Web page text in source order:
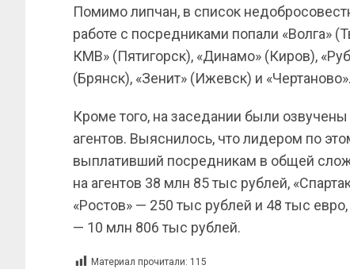
Помимо липчан, в список
работе с посредниками попали «Волга»
КМВ» (Пятигорск), «Динамо» (Киров),
(Брянск), «Зенит» (Ижевск) и «Чертаново».
Кроме того, на заседании были
агентов. Выяснилось, что лидером по
выплативший посредникам в общей
на агентов 38 млн 85 тыс рублей,
«Ростов» — 250 тыс рублей и 48 тыс
— 10 млн 806 тыс рублей.
Материал прочитали: 115